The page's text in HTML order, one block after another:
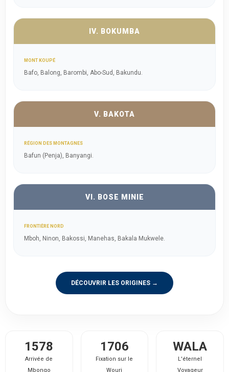
IV. BOKUMBA
MONT KOUPÉ
Bafo, Balong, Barombi, Abo-Sud, Bakundu.
V. BAKOTA
RÉGION DES MONTAGNES
Bafun (Penja), Banyangi.
VI. BOSE MINIE
FRONTIÈRE NORD
Mboh, Ninon, Bakossi, Manehas, Bakala Mukwele.
DÉCOUVRIR LES ORIGINES →
1578
Arrivée de
Mbongo
1706
Fixation sur le
Wouri
WALA
L'éternel
Voyageur